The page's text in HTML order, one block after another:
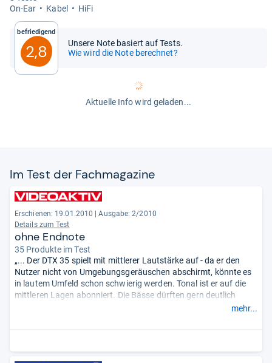
On-​Ear
Kabel HiFi
Befriedigend
2,8
Unsere Note basiert auf Tests.
Wie wird die Note berechnet?
Aktuelle Info wird geladen...
Im Test der Fach­ma­ga­zine
Erschienen: 19.01.2010
Ausgabe: 2/2010
Details zum Test
ohne Endnote
35 Produkte im Test
„... Der DTX 35 spielt mit mittlerer Lautstärke auf - da er den
Nutzer nicht von Umgebungsgeräuschen abschirmt, könnte es
in lautem Umfeld schon schwierig werden. Tonal ist er auf die
mittleren Lagen abonniert. Die Bässe dürften gern deutlich
satter sein, die Höhen brillanter. Zur Klangkontrolle taugt dermehr...